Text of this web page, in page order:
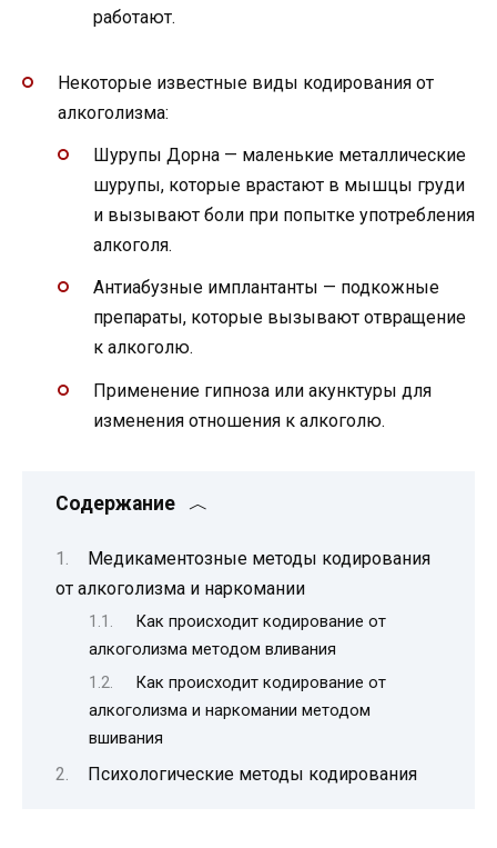
работают.
Некоторые известные виды кодирования от
алкоголизма:
Шурупы Дорна — маленькие металлические
шурупы, которые врастают в мышцы груди
и вызывают боли при попытке употребления
алкоголя.
Антиабузные имплантанты — подкожные
препараты, которые вызывают отвращение
к алкоголю.
Применение гипноза или акунктуры для
изменения отношения к алкоголю.
Содержание
Медикаментозные методы кодирования
от алкоголизма и наркомании
Как происходит кодирование от
алкоголизма методом вливания
Как происходит кодирование от
алкоголизма и наркомании методом
вшивания
Психологические методы кодирования